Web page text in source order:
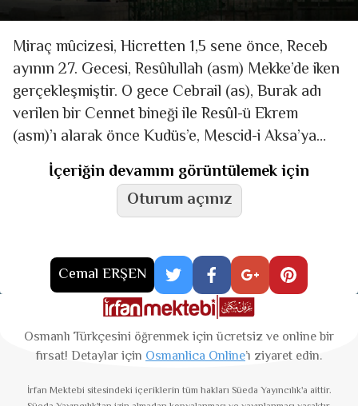
Miraç mûcizesi, Hicretten 1,5 sene önce, Receb
ayının 27. Gecesi, Resûlullah (asm) Mekke’de iken
gerçekleşmiştir. O gece Cebrail (as), Burak adı
verilen bir Cennet bineği ile Resûl-ü Ekrem
(asm)’ı alarak önce Kudüs’e, Mescid-i Aksa’ya
götürmüştür.
İçeriğin devamını görüntülemek için
Oturum açınız
Cemal ERŞEN
Osmanlı Türkçesini öğrenmek için ücretsiz ve online bir
fırsat! Detaylar için Osmanlica Online’ı ziyaret edin.
İrfan Mektebi sitesindeki içeriklerin tüm hakları Süeda Yayıncılık'a aittir.